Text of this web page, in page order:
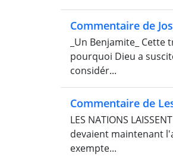
Commentaire de
_Un Benjamite_
pourquoi Dieu a
considér...
Commentaire de
LES NATIONS
devaient maintenant
exempte...